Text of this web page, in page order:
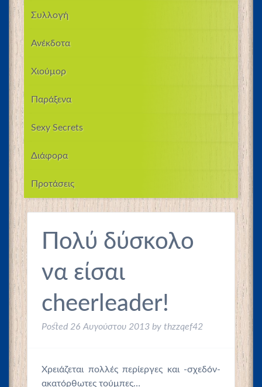
Συλλογή
Ανέκδοτα
Χιούμορ
Παράξενα
Sexy Secrets
Διάφορα
Προτάσεις
Πολύ δύσκολο
να είσαι
cheerleader!
Posted 26 Αυγούστου 2013 by thzzqef42
Χρειάζεται πολλές περίεργες και -σχεδόν-
ακατόρθωτες τούμπες…